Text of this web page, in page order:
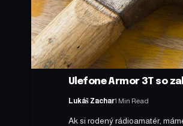
Ulefone Armor 3T so
Lukáš Zachar1 Min Read
Ak si rodený rádioamatér,